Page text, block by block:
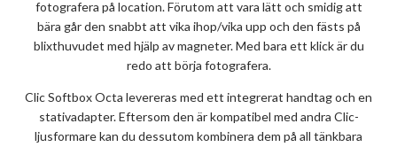
fotografera på location. Förutom att vara lätt och smidig att
bära går den snabbt att vika ihop/vika upp och den fästs på
blixthuvudet med hjälp av magneter. Med bara ett klick är du
redo att börja fotografera.
Clic Softbox Octa levereras med ett integrerat handtag och en
stativadapter. Eftersom den är kompatibel med andra Clic-
ljusformare kan du dessutom kombinera dem på all tänkbara